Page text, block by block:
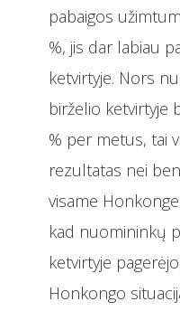
pabaigos
%, jis dar labiau
ketvirtyje. Nors
birželio ketvirtyje
% per metus, tai
rezultatas nei
visame
kad nuomininkų
ketvirtyje
Honkongo